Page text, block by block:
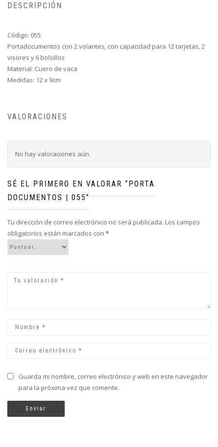
DESCRIPCIÓN
Código: 055
Portadocumentos con 2 volantes, con capacidad para 12 tarjetas, 2
visores y 6 bolsillos
Material: Cuero de vaca
Medidas: 12 x 9cm
VALORACIONES
No hay valoraciones aún.
SÉ EL PRIMERO EN VALORAR “PORTA
DOCUMENTOS | 055”
Tu dirección de correo electrónico no será publicada. Los campos
obligatorios están marcados con *
Guarda mi nombre, correo electrónico y web en este navegador
para la próxima vez que comente.